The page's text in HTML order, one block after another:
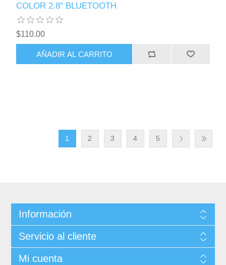
COLOR 2.8" BLUETOOTH
$110.00
AÑADIR AL CARRITO
1 2 3 4 5
Información
Servicio al cliente
Mi cuenta